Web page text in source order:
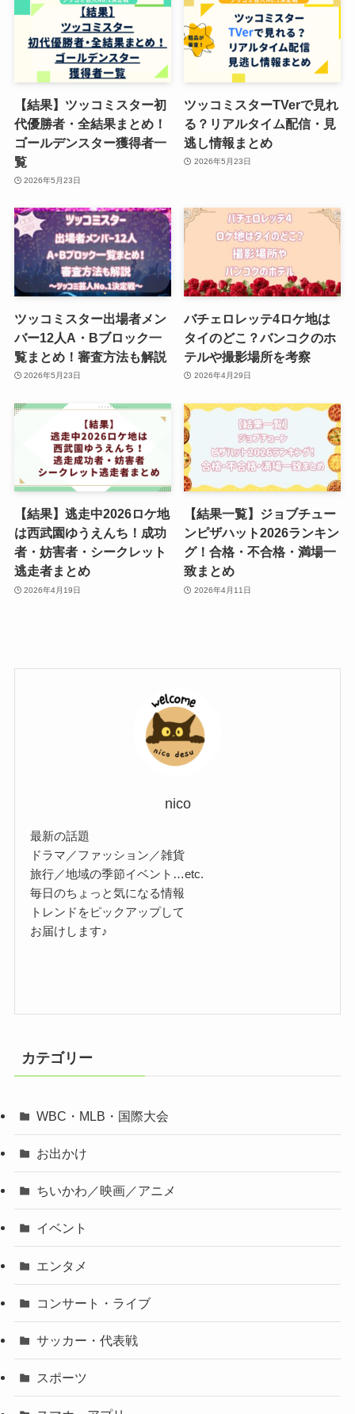
【結果】ツッコミスター初
代優勝者・全結果まとめ！
ゴールデンスター獲得者一
覧
2026年5月23日
ツッコミスターTVerで見れ
る？リアルタイム配信・見
逃し情報まとめ
2026年5月23日
ツッコミスター出場者メン
バー12人A・Bブロック一
覧まとめ！審査方法も解説
2026年5月23日
バチェロレッテ4ロケ地は
タイのどこ？バンコクのホ
テルや撮影場所を考察
2026年4月29日
【結果】逃走中2026ロケ地
は西武園ゆうえんち！成功
者・妨害者・シークレット
逃走者まとめ
2026年4月19日
【結果一覧】ジョブチュー
ンピザハット2026ランキン
グ！合格・不合格・満場一
致まとめ
2026年4月11日
nico
最新の話題
ドラマ／ファッション／雑貨
旅行／地域の季節イベント…etc.
毎日のちょっと気になる情報
トレンドをピックアップして
お届けします♪
カテゴリー
WBC・MLB・国際大会
お出かけ
ちいかわ／映画／アニメ
イベント
エンタメ
コンサート・ライブ
サッカー・代表戦
スポーツ